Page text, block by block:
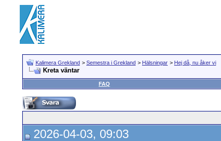
Kalimera Grekland > Semestra i Grekland > Hälsningar > Hej då, nu åker vi
Kreta väntar
FAQ
2026-04-03, 09:03